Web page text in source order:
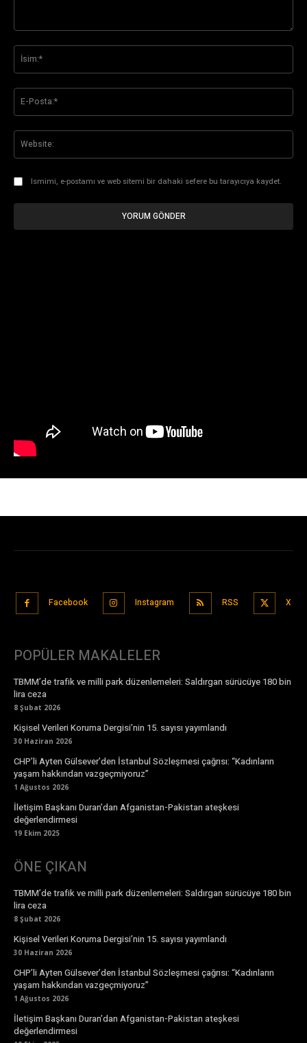
Facebook Instagram RSS X
POPÜLER MAKALELER
TBMM’de trafik ve milli park düzenlemeleri: Saldırgan sürücüye 180 bin
lira ceza
8 Şubat 2026
Kişisel Verileri Koruma Dergisi’nin 15. sayısı yayımlandı
30 Haziran 2026
CHP’li Ayten Gülsever’den İstanbul Sözleşmesi çağrısı: “Kadınların
yaşam hakkından vazgeçmiyoruz”
1 Ağustos 2026
İletişim Başkanı Duran’dan Afganistan-Pakistan ateşkesi
değerlendirmesi
19 Ekim 2025
ÖNE ÇIKAN
TBMM’de trafik ve milli park düzenlemeleri: Saldırgan sürücüye 180 bin
lira ceza
8 Şubat 2026
Kişisel Verileri Koruma Dergisi’nin 15. sayısı yayımlandı
30 Haziran 2026
CHP’li Ayten Gülsever’den İstanbul Sözleşmesi çağrısı: “Kadınların
yaşam hakkından vazgeçmiyoruz”
1 Ağustos 2026
İletişim Başkanı Duran’dan Afganistan-Pakistan ateşkesi
değerlendirmesi